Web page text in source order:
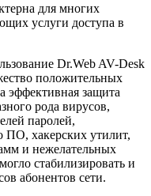
для многих
услуги доступа в
Dr.Web AV-Desk
положительных
эффективная защита
рода вирусов,
паролей,
ПО, хакерских утилит,
и нежелательных
стабилизировать и
абонентов сети.